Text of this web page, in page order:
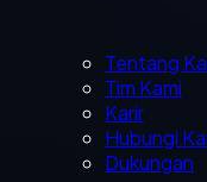
Tentang
Tim Kami
Karir
Hubungi
Dukungan